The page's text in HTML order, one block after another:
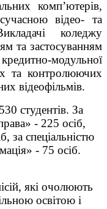
комп’ютерів,
відео- та
коледжу
та застосуванням
модульної
та контролюючих
відеофільмів.
студентів. За
- 225 осіб,
за спеціальністю
- 75 осіб.
які очолюють
освітою і